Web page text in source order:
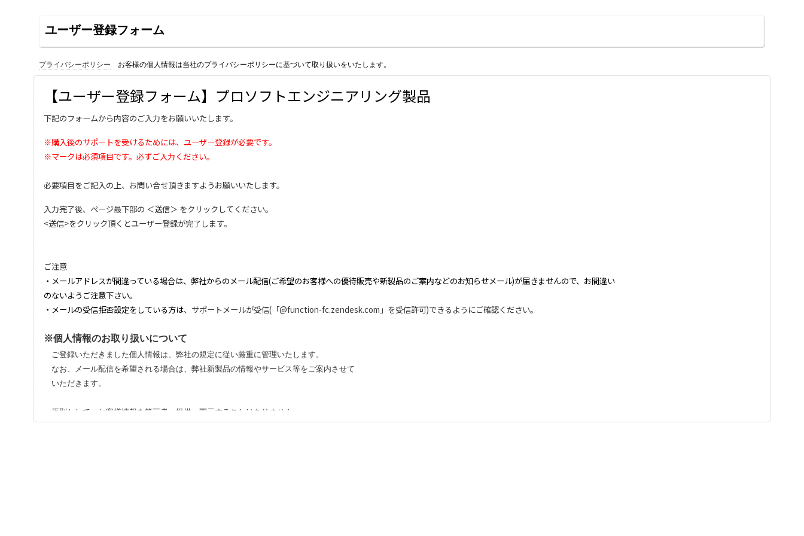
ユーザー登録フォーム
プライバシーポリシー お客様の個人情報は当社のプライバシーポリシーに基づいて取り扱いをいたします。